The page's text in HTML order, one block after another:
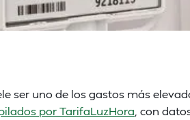
ser uno de los gastos más
por TarifaLuzHora , con